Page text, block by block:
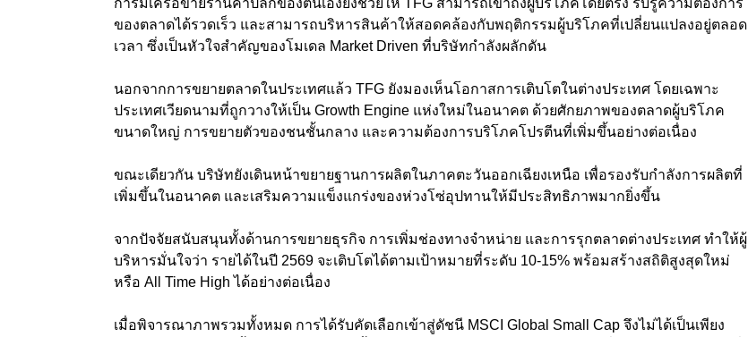
ของตลาดได้รวดเร็ว และสามารถบริหารสินค้าให้สอดคล้องกับพฤติกรรมผู้บริโภคที่เปลี่ยนแปลงอยู่ตลอด
เวลา ซึ่งเป็นหัวใจสำคัญของโมเดล Market Driven ที่บริษัทกำลังผลักดัน
นอกจากการขยายตลาดในประเทศแล้ว TFG ยังมองเห็นโอกาสการเติบโตในต่างประเทศ โดยเฉพาะ
ประเทศเวียดนามที่ถูกวางให้เป็น Growth Engine แห่งใหม่ในอนาคต ด้วยศักยภาพของตลาดผู้บริโภค
ขนาดใหญ่ การขยายตัวของชนชั้นกลาง และความต้องการบริโภคโปรตีนที่เพิ่มขึ้นอย่างต่อเนื่อง
ขณะเดียวกัน บริษัทยังเดินหน้าขยายฐานการผลิตในภาคตะวันออกเฉียงเหนือ เพื่อรองรับกำลังการผลิตที่
เพิ่มขึ้นในอนาคต และเสริมความแข็งแกร่งของห่วงโซ่อุปทานให้มีประสิทธิภาพมากยิ่งขึ้น
จากปัจจัยสนับสนุนทั้งด้านการขยายธุรกิจ การเพิ่มช่องทางจำหน่าย และการรุกตลาดต่างประเทศ ทำให้ผู้
บริหารมั่นใจว่า รายได้ในปี 2569 จะเติบโตได้ตามเป้าหมายที่ระดับ 10-15% พร้อมสร้างสถิติสูงสุดใหม่
หรือ All Time High ได้อย่างต่อเนื่อง
เมื่อพิจารณาภาพรวมทั้งหมด การได้รับคัดเลือกเข้าสู่ดัชนี MSCI Global Small Cap จึงไม่ได้เป็นเพียง